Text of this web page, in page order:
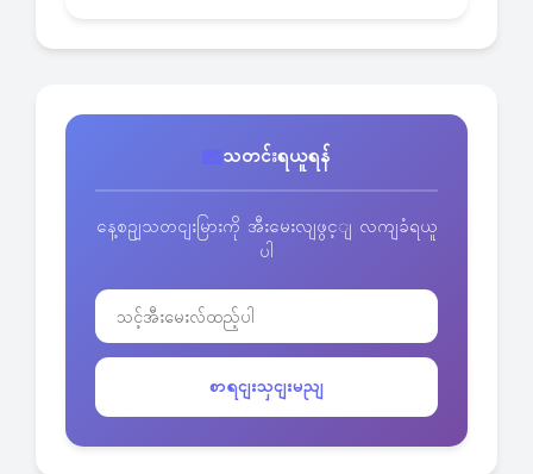
သတင်းရယူရန်
နေ့စဥျသတငျးမြားကို အီးမေးလျဖွင့ျ လကျခံရယူ
ပါ
စာရငျးသှငျးမညျ